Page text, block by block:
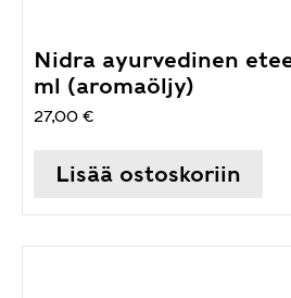
Nidra ayurvedinen
ml (aromaöljy)
27,00 €
Lisää ostoskoriin